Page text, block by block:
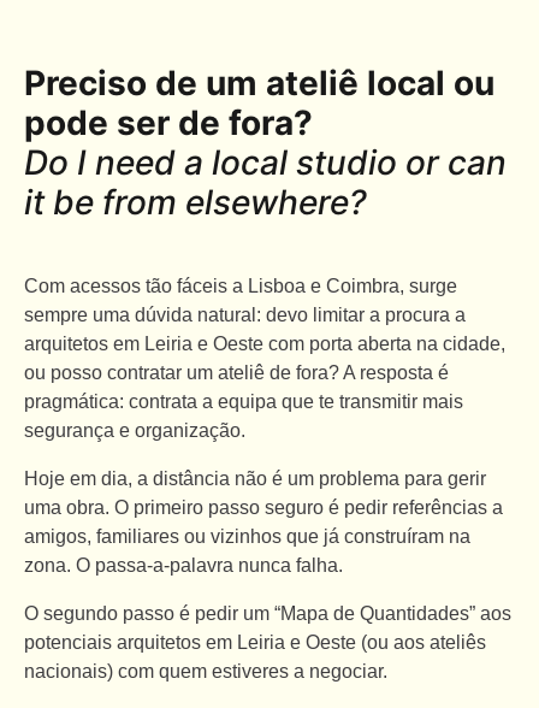
Preciso de um ateliê local ou
pode ser de fora?
Do I need a local studio or can
it be from elsewhere?
Com acessos tão fáceis a Lisboa e Coimbra, surge
sempre uma dúvida natural: devo limitar a procura a
arquitetos em Leiria e Oeste com porta aberta na cidade,
ou posso contratar um ateliê de fora? A resposta é
pragmática: contrata a equipa que te transmitir mais
segurança e organização.
Hoje em dia, a distância não é um problema para gerir
uma obra. O primeiro passo seguro é pedir referências a
amigos, familiares ou vizinhos que já construíram na
zona. O passa-a-palavra nunca falha.
O segundo passo é pedir um “Mapa de Quantidades” aos
potenciais arquitetos em Leiria e Oeste (ou aos ateliês
nacionais) com quem estiveres a negociar.